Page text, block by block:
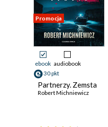
Promocja
ebook audiobook
30 pkt
Partnerzy. Zemsta
Robert Michniewicz